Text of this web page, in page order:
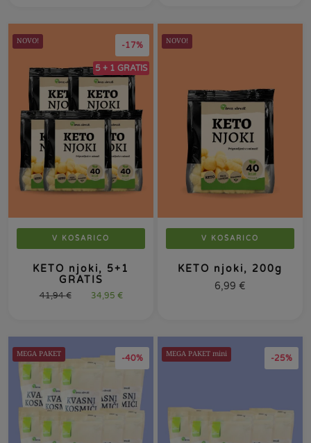
-17%
5 + 1 GRATIS
NOVO!
V KOŠARICO
KETO njoki, 5+1
GRATIS
41,94€ 34,95 €
NOVO!
V KOŠARICO
KETO njoki, 200g
6,99 €
-40%
MEGA PAKET -25%
MEGA PAKET mini